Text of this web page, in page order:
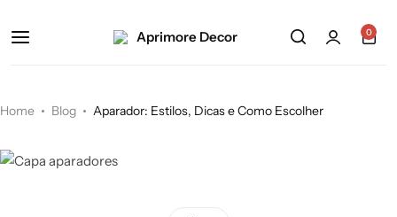
0
Home Blog Aparador: Estilos, Dicas e Como Escolher